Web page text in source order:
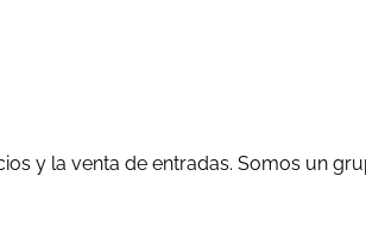
y la venta de entradas. Somos un